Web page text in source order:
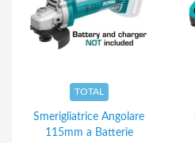
TOTAL
Smerigliatrice Angolare
115mm a Batterie